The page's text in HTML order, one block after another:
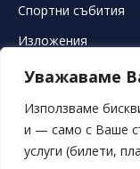
Уважаваме
Използваме
и — само с Ваше
услуги (билети,
Спортни събития
Изложения
ЛЕТЕН ТЕАТЪР
СВОБОДНИ